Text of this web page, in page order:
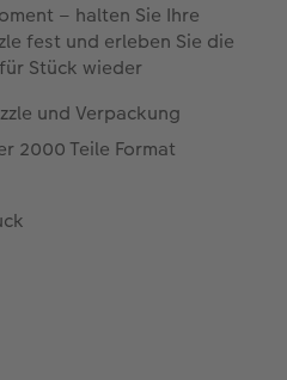
– halten Sie Ihre
fest und erleben Sie die
Stück wieder
und Verpackung
2000 Teile Format